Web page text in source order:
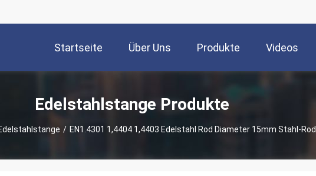
Startseite Über Uns Produkte Videos
Edelstahlstange Produkte
/ EN1.4301 1,4404 1,4403 Edelstahl Rod Diameter 15mm Stahl-Rod